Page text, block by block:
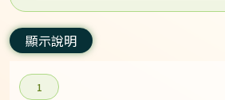
顯示說明
1